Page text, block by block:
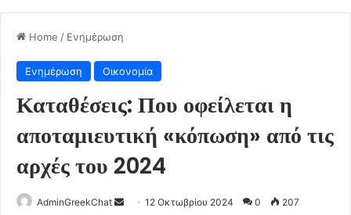
Home / Ενημέρωση
Ενημέρωση Οικονομία
Καταθέσεις: Που οφείλεται η
αποταμιευτική «κόπωση» από τις
αρχές του 2024
AdminGreekChat
Send12 Οκτωβρίου 2024 0 207